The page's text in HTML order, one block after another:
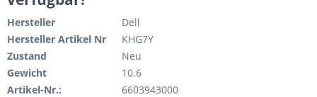
Hersteller
Dell
Hersteller Artikel Nr
KHG7Y
Zustand
Neu
Gewicht
10.6
Artikel-Nr.:
6603943000